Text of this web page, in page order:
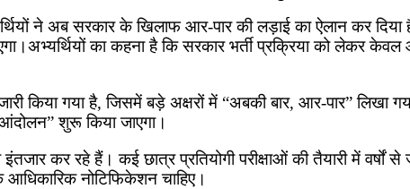
ने अब सरकार के खिलाफ आर-पार की लड़ाई का ऐलान कर
का कहना है कि सरकार भर्ती प्रक्रिया को
किया गया है, जिसमें बड़े अक्षरों में “अबकी बार, आर-पार” लिखा
शुरू किया जाएगा।
कर रहे हैं। कई छात्र प्रतियोगी परीक्षाओं की तैयारी में वर्षों
नोटिफिकेशन चाहिए।